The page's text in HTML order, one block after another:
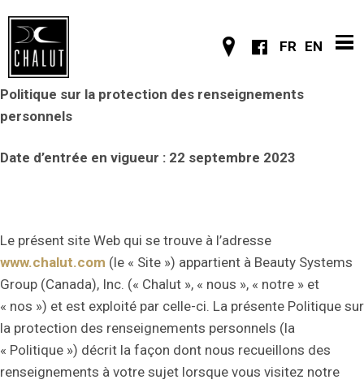
FR EN
Politique sur la protection des renseignements
personnels
Date d’entrée en vigueur : 22 septembre 2023
Le présent site Web qui se trouve à l’adresse
www.chalut.com (le « Site ») appartient à Beauty Systems
Group (Canada), Inc. (« Chalut », « nous », « notre » et
« nos ») et est exploité par celle-ci. La présente Politique sur
la protection des renseignements personnels (la
« Politique ») décrit la façon dont nous recueillons des
renseignements à votre sujet lorsque vous visitez notre